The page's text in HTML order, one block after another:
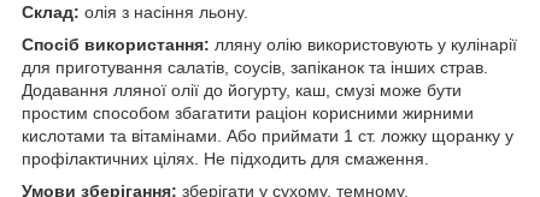
Склад: олія з насіння льону.
Спосіб використання: лляну олію використовують у кулінарії
для приготування салатів, соусів, запіканок та інших страв.
Додавання лляної олії до йогурту, каш, смузі може бути
простим способом збагатити раціон корисними жирними
кислотами та вітамінами. Або приймати 1 ст. ложку щоранку у
профілактичних цілях. Не підходить для смаження.
Умови зберігання: зберігати у сухому, темному,